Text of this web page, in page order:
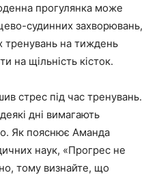
прогулянка може
судинних захворювань,
тренувань на тиждень
на щільність кісток.
стрес під час тренувань.
дні вимагають
Як пояснює Аманда
наук, «Прогрес не
тому визнайте, що